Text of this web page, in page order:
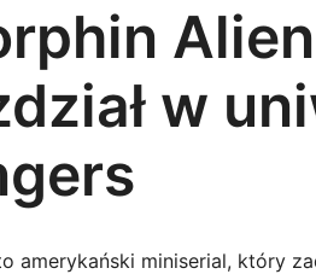
w
amerykański miniserial, który